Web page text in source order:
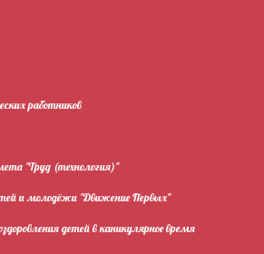
работников
"Труд (технология)"
и молодёжи "Движение Первых"
детей в каникулярное время